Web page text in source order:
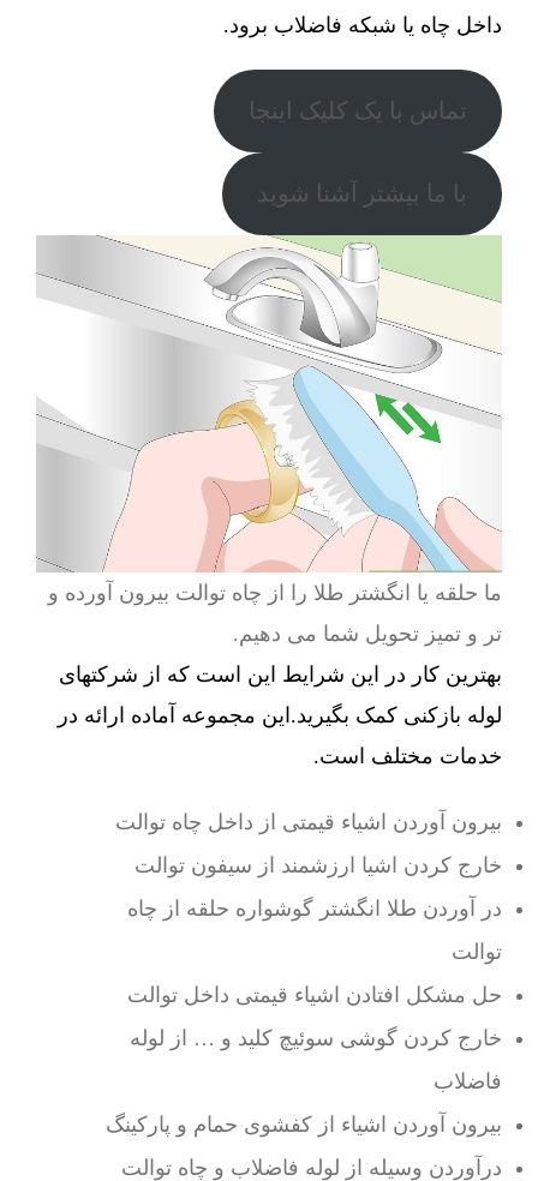
داخل چاه یا شبکه فاضلاب برود.
تماس با یک کلیک اینجا
با ما بیشتر آشنا شوید
ما حلقه یا انگشتر طلا را از چاه توالت بیرون آورده و
تر و تمیز تحویل شما می دهیم.
بهترین کار در این شرایط این است که از شرکتهای
لوله بازکنی کمک بگیرید.این مجموعه آماده ارائه در
خدمات مختلف است.
بیرون آوردن اشیاء قیمتی از داخل چاه توالت
خارج کردن اشیا ارزشمند از سیفون توالت
در آوردن طلا انگشتر گوشواره حلقه از چاه
توالت
حل مشکل افتادن اشیاء قیمتی داخل توالت
خارج کردن گوشی سوئیچ کلید و … از لوله
فاضلاب
بیرون آوردن اشیاء از کفشوی حمام و پارکینگ
درآوردن وسیله از لوله فاضلاب و چاه توالت